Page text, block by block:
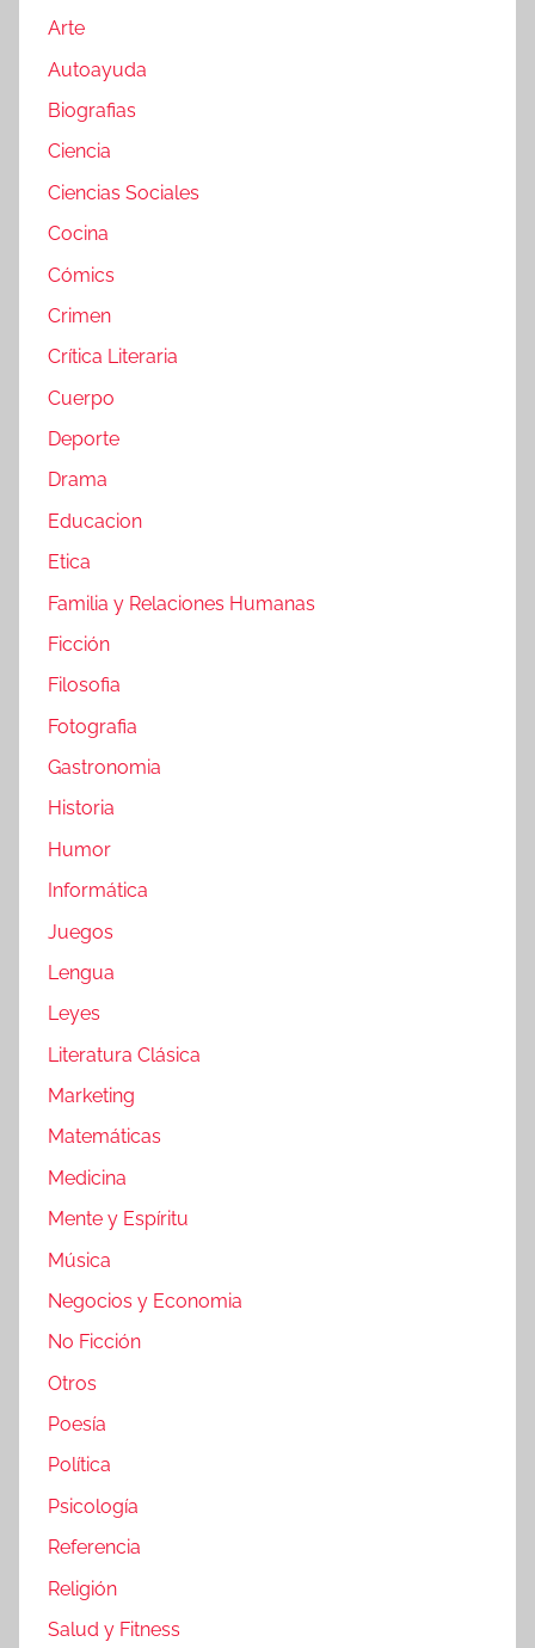
Arte
Autoayuda
Biografias
Ciencia
Ciencias Sociales
Cocina
Cómics
Crimen
Crítica Literaria
Cuerpo
Deporte
Drama
Educacion
Etica
Familia y Relaciones Humanas
Ficción
Filosofia
Fotografia
Gastronomia
Historia
Humor
Informática
Juegos
Lengua
Leyes
Literatura Clásica
Marketing
Matemáticas
Medicina
Mente y Espíritu
Música
Negocios y Economia
No Ficción
Otros
Poesía
Política
Psicología
Referencia
Religión
Salud y Fitness